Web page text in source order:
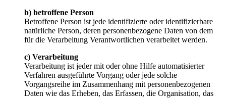
b) betroffene Person
Betroffene Person ist jede identifizierte oder identifizierbare
natürliche Person, deren personenbezogene Daten von dem
für die Verarbeitung Verantwortlichen verarbeitet werden.
c) Verarbeitung
Verarbeitung ist jeder mit oder ohne Hilfe automatisierter
Verfahren ausgeführte Vorgang oder jede solche
Vorgangsreihe im Zusammenhang mit personenbezogenen
Daten wie das Erheben, das Erfassen, die Organisation, das